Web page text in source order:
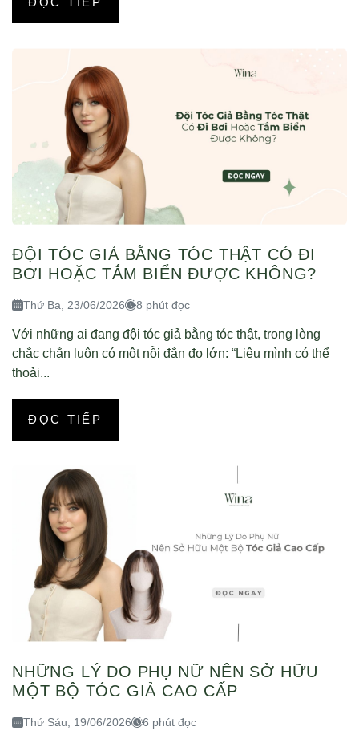
ĐỘI TÓC GIẢ BẰNG TÓC THẬT CÓ ĐI
BƠI HOẶC TẮM BIỂN ĐƯỢC KHÔNG?
Thứ Ba, 23/06/2026 8 phút đọc
Với những ai đang đội tóc giả bằng tóc thật, trong lòng
chắc chắn luôn có một nỗi đắn đo lớn: “Liệu mình có thể
thoải...
ĐỌC TIẾP
NHỮNG LÝ DO PHỤ NỮ NÊN SỞ HỮU
MỘT BỘ TÓC GIẢ CAO CẤP
Thứ Sáu, 19/06/2026 6 phút đọc